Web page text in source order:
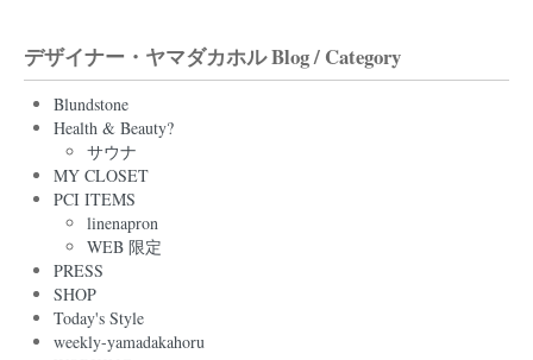
デザイナー・ヤマダカホル Blog / Category
Blundstone
Health & Beauty?
サウナ
MY CLOSET
PCI ITEMS
linenapron
WEB 限定
PRESS
SHOP
Today's Style
weekly-yamadakahoru